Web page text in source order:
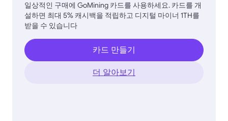
일상적인 구매에 GoMining 카드를 사용하세요. 카드를 개
설하면 최대 5% 캐시백을 적립하고 디지털 마이너 1TH를
받을 수 있습니다
카드 만들기
더 알아보기